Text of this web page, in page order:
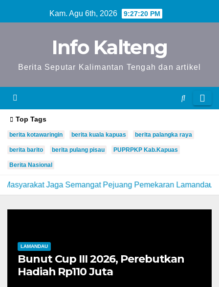
to
Kam. Agu 6th, 2026 9:27:21 PM
Info Kalteng
Berita Seputar Kalimantan Tengah dan artikel
Top Tags
berita kotawaringin berita kuala kapuas berita palangka raya
berita barito berita pulang pisau PUPRPKP Kab.Kapuas
Berita Nasional
Jaga Semangat Pejuang Pemekaran Lamandau
LAMANDAU
Bunut Cup III 2026, Perebutkan
Hadiah Rp110 Juta